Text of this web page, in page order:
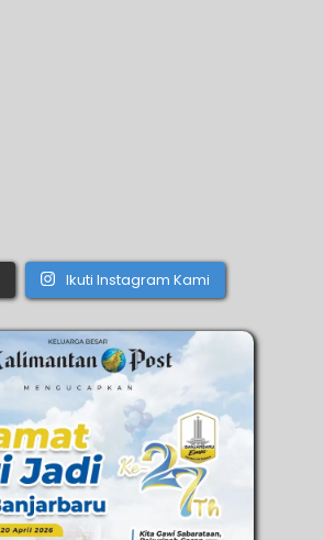
Ikuti Instagram Kami